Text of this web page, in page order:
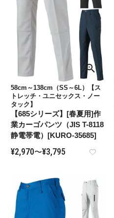
58cm～138cm（SS～6L）【ス
トレッチ・ユニセックス・ノー
タック】
【685シリーズ】[春夏用]作
業カーゴパンツ（JIS T-8118
静電帯電）[KURO-35685]
¥2,970〜¥3,795